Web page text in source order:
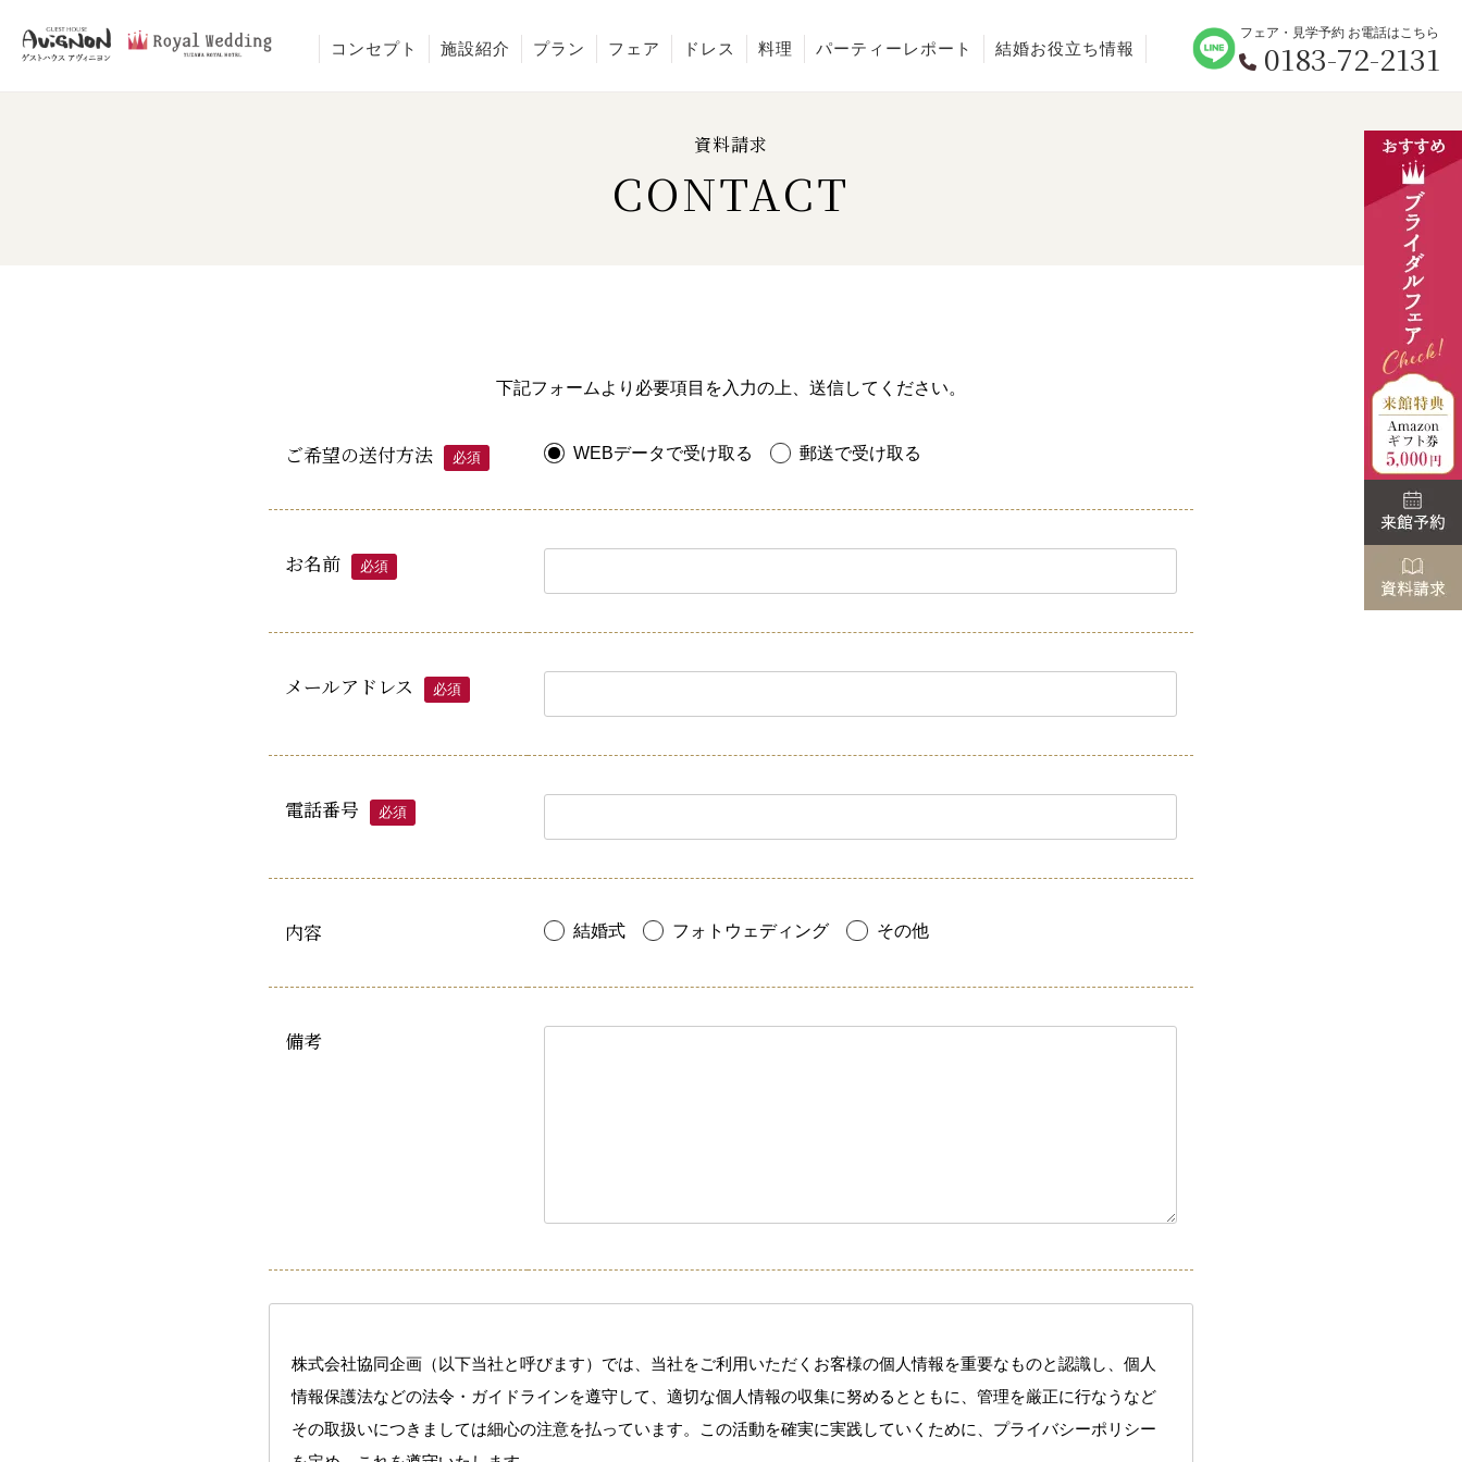
コンセプト 施設紹介 プラン フェア ドレス 料理 パーティーレポート 結婚お役立ち情報
フェア・見学予約 お電話はこちら
0183-72-2131
資料請求
CONTACT
下記フォームより必要項目を入力の上、 送信してください。
ご希望の送付方法 必須 WEBデータで受け取る 郵送で受け取る
お名前 必須
メールアドレス 必須
電話番号 必須
内容 結婚式 フォトウェディング その他
備考
株式会社協同企画（以下当社と呼びます）では、当社をご利用いただくお客様の個人情報を重要なものと認識し、個人
情報保護法などの法令・ガイドラインを遵守して、適切な個人情報の収集に努めるとともに、管理を厳正に行なうなど
その取扱いにつきましては細心の注意を払っています。この活動を確実に実践していくために、プライバシーポリシー